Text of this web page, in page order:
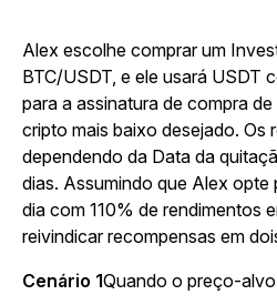
Alex escolhe comprar um
BTC/USDT, e ele usará USDT
para a assinatura de compra
cripto mais baixo desejado. Os
dependendo da Data da
dias. Assumindo que Alex opte
dia com 110% de rendimentos
reivindicar recompensas em
Cenário 1Quando o preço-